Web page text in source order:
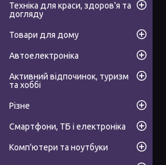
Техніка для краси, здоров'я та
догляду
Товари для дому
Автоелектроніка
Активний відпочинок, туризм
та хоббі
Різне
Смартфони, ТБ і електроніка
Комп'ютери та ноутбуки